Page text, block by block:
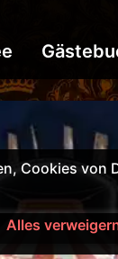
Cookies von
Alles